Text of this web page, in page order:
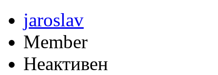
jaroslav
Member
Неактивен